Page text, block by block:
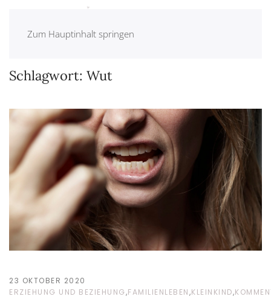
Zum Hauptinhalt springen
Schlagwort: Wut
23 OKTOBER 2020
ERZIEHUNG UND BEZIEHUNG,FAMILIENLEBEN,KLEINKIND,